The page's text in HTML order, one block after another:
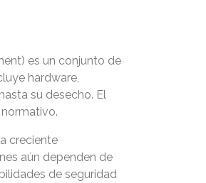
es un conjunto de
hardware,
su desecho. El
creciente
aún dependen de
de seguridad